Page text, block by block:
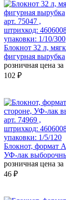
арт. 75047 ,
штрихкод:
упаковки: 1/10/300
Блокнот 32 л,
фигурная вырубка
розничная цена за
102 ₽
арт. 74969 ,
штрихкод:
упаковки: 1/5/120
Блокнот, формат
УФ-лак
розничная цена за
46 ₽